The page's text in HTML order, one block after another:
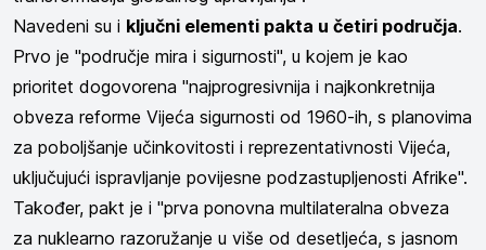
Navedeni su i ključni elementi pakta u četiri područja.
Prvo je "područje mira i sigurnosti", u kojem je kao
prioritet dogovorena "najprogresivnija i najkonkretnija
obveza reforme Vijeća sigurnosti od 1960-ih, s planovima
za poboljšanje učinkovitosti i reprezentativnosti Vijeća,
uključujući ispravljanje povijesne podzastupljenosti Afrike".
Također, pakt je i "prva ponovna multilateralna obveza
za nuklearno razoružanje u više od desetljeća, s jasnom